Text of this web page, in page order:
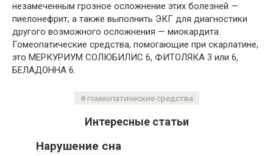
незамеченным грозное осложнение этих болезней —
пиелонефрит, а также выполнить ЭКГ для диагностики
другого возможного осложнения — миокардита.
Гомеопатические средства, помогающие при скарлатине,
это МЕРКУРИУМ СОЛЮБИЛИС 6, ФИТОЛЯКА 3 или 6,
БЕЛАДОННА 6.
гомеопатические средства
Интересные статьи
Нарушение сна